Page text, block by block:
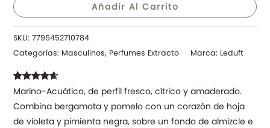
Añadir Al Carrito
SKU: 7795452710784
Categorías: Masculinos, Perfumes Extracto Marca: Leduft
Valorado
con4.63
de
5 en base
8
valoraciones
Marino-Acuático, de perfil fresco, cítrico y amaderado.
Combina bergamota y pomelo con un corazón de hoja
de violeta y pimienta negra, sobre un fondo de almizcle e